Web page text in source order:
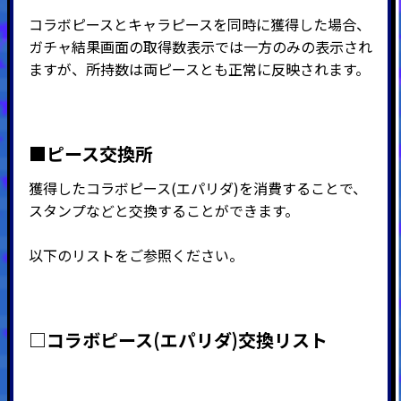
コラボピースとキャラピースを同時に獲得した場合、
ガチャ結果画面の取得数表示では一方のみの表示され
ますが、所持数は両ピースとも正常に反映されます。
■ピース交換所
獲得したコラボピース(エパリダ)を消費することで、
スタンプなどと交換することができます。
以下のリストをご参照ください。
□コラボピース(エパリダ)交換リスト